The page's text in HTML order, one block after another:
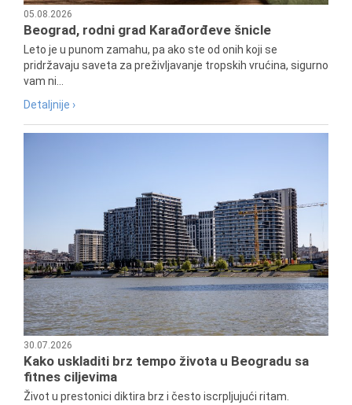
05.08.2026
Beograd, rodni grad Karađorđeve šnicle
Leto je u punom zamahu, pa ako ste od onih koji se
pridržavaju saveta za preživljavanje tropskih vrućina, sigurno
vam ni...
Detaljnije ›
30.07.2026
Kako uskladiti brz tempo života u Beogradu sa
fitnes ciljevima
Život u prestonici diktira brz i često iscrpljujući ritam.